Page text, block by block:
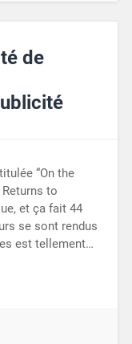
de
“On the
to
et ça fait 44
se sont rendus
est tellement…